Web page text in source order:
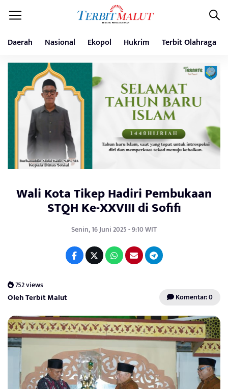
Daerah Nasional Ekopol Hukrim Terbit Olahraga
Wali Kota Tikep Hadiri Pembukaan
STQH Ke-XXVIII di Sofifi
Senin, 16 Juni 2025 - 9:10 WIT
752 views
Oleh Terbit Malut Komentar: 0